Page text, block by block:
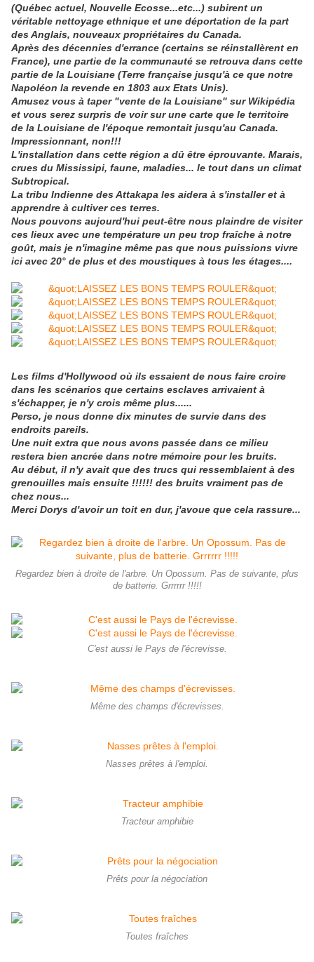
(Québec actuel, Nouvelle Ecosse...etc...) subirent un
véritable nettoyage ethnique et une déportation de la part
des Anglais, nouveaux propriétaires du Canada.
Après des décennies d'errance (certains se réinstallèrent en
France), une partie de la communauté se retrouva dans cette
partie de la Louisiane (Terre française jusqu'à ce que notre
Napoléon la revende en 1803 aux Etats Unis).
Amusez vous à taper "vente de la Louisiane" sur Wikipédia
et vous serez surpris de voir sur une carte que le territoire
de la Louisiane de l'époque remontait jusqu'au Canada.
Impressionnant, non!!!
L'installation dans cette région a dû être éprouvante. Marais,
crues du Mississipi, faune, maladies... le tout dans un climat
Subtropical.
La tribu Indienne des Attakapa les aidera à s'installer et à
apprendre à cultiver ces terres.
Nous pouvons aujourd'hui peut-être nous plaindre de visiter
ces lieux avec une température un peu trop fraîche à notre
goût, mais je n'imagine même pas que nous puissions vivre
ici avec 20° de plus et des moustiques à tous les étages....
Les films d'Hollywood où ils essaient de nous faire croire
dans les scénarios que certains esclaves arrivaient à
s'échapper, je n'y crois même plus......
Perso, je nous donne dix minutes de survie dans des
endroits pareils.
Une nuit extra que nous avons passée dans ce milieu
restera bien ancrée dans notre mémoire pour les bruits.
Au début, il n'y avait que des trucs qui ressemblaient à des
grenouilles mais ensuite !!!!!! des bruits vraiment pas de
chez nous...
Merci Dorys d'avoir un toit en dur, j'avoue que cela rassure...
Regardez bien à droite de l'arbre. Un Opossum. Pas de suivante, plus
de batterie. Grrrrrr !!!!!
C'est aussi le Pays de l'écrevisse.
Même des champs d'écrevisses.
Nasses prêtes à l'emploi.
Tracteur amphibie
Prêts pour la négociation
Toutes fraîches